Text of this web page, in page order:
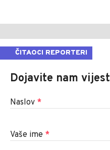
ČITAOCI REPORTERI
Dojavite nam vijest
Naslov *
Vaše ime *